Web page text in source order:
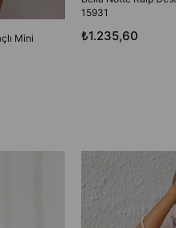
Mini
15931
₺1.235,60